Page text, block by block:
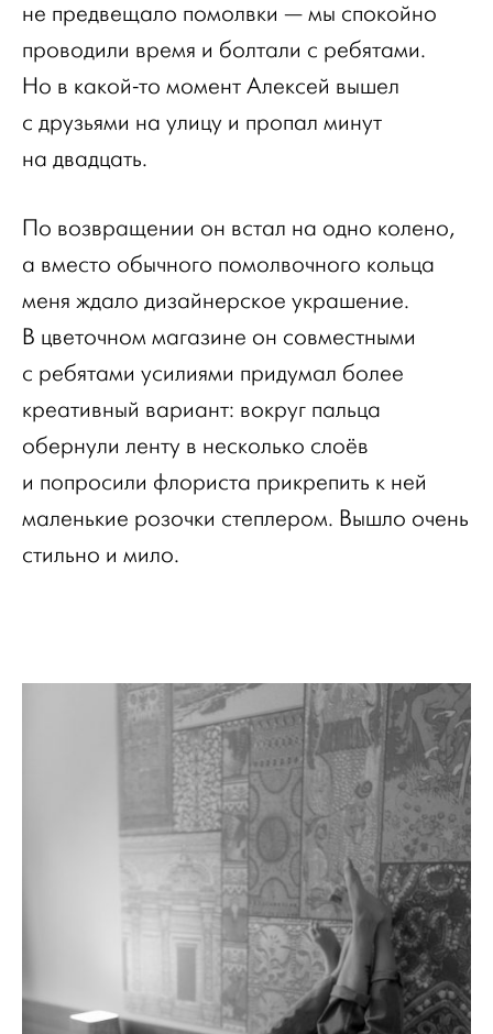
не предвещало помолвки — мы спокойно
проводили время и болтали с ребятами.
Но в какой-то момент Алексей вышел
с друзьями на улицу и пропал минут
на двадцать.
По возвращении он встал на одно колено,
а вместо обычного помолвочного кольца
меня ждало дизайнерское украшение.
В цветочном магазине он совместными
с ребятами усилиями придумал более
креативный вариант: вокруг пальца
обернули ленту в несколько слоёв
и попросили флориста прикрепить к ней
маленькие розочки степлером. Вышло очень
стильно и мило.